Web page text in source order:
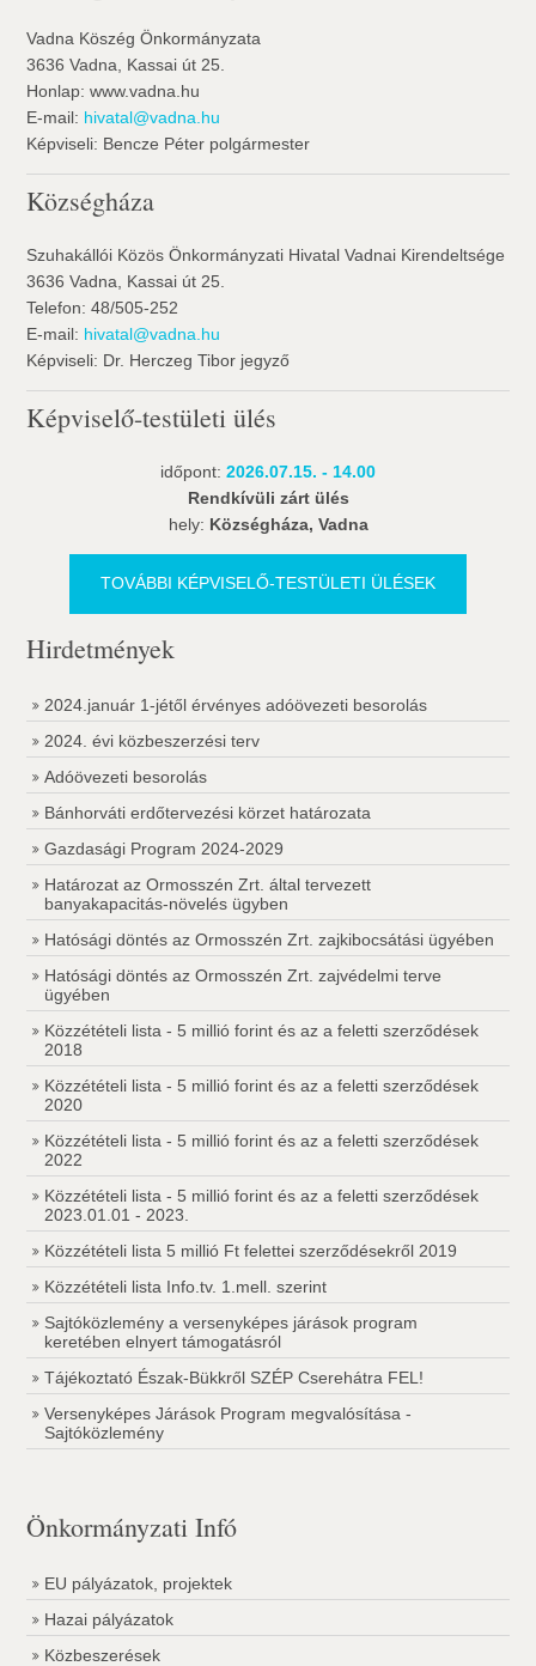
Vadna Köszég Önkormányzata
3636 Vadna, Kassai út 25.
Honlap: www.vadna.hu
E-mail: hivatal@vadna.hu
Képviseli: Bencze Péter polgármester
Községháza
Szuhakállói Közös Önkormányzati Hivatal Vadnai Kirendeltsége
3636 Vadna, Kassai út 25.
Telefon: 48/505-252
E-mail: hivatal@vadna.hu
Képviseli: Dr. Herczeg Tibor jegyző
Képviselő-testületi ülés
időpont: 2026.07.15. - 14.00
Rendkívüli zárt ülés
hely: Községháza, Vadna
TOVÁBBI KÉPVISELŐ-TESTÜLETI ÜLÉSEK
Hirdetmények
2024.január 1-jétől érvényes adóövezeti besorolás
2024. évi közbeszerzési terv
Adóövezeti besorolás
Bánhorváti erdőtervezési körzet határozata
Gazdasági Program 2024-2029
Határozat az Ormosszén Zrt. által tervezett
banyakapacitás-növelés ügyben
Hatósági döntés az Ormosszén Zrt. zajkibocsátási ügyében
Hatósági döntés az Ormosszén Zrt. zajvédelmi terve
ügyében
Közzétételi lista - 5 millió forint és az a feletti szerződések
2018
Közzétételi lista - 5 millió forint és az a feletti szerződések
2020
Közzétételi lista - 5 millió forint és az a feletti szerződések
2022
Közzétételi lista - 5 millió forint és az a feletti szerződések
2023.01.01 - 2023.
Közzétételi lista 5 millió Ft felettei szerződésekről 2019
Közzétételi lista Info.tv. 1.mell. szerint
Sajtóközlemény a versenyképes járások program
keretében elnyert támogatásról
Tájékoztató Észak-Bükkről SZÉP Cserehátra FEL!
Versenyképes Járások Program megvalósítása -
Sajtóközlemény
Önkormányzati Infó
EU pályázatok, projektek
Hazai pályázatok
Közbeszerések